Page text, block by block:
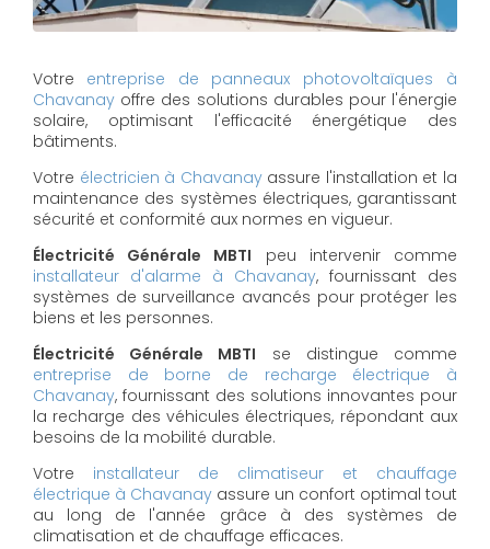
Votre
entreprise de panneaux photovoltaïques à
Chavanay offre des solutions durables pour l'énergie
solaire, optimisant l'efficacité énergétique des
bâtiments.
Votre électricien à Chavanayassure l'installation et la
maintenance des systèmes électriques, garantissant
sécurité et conformité aux normes en vigueur.
Électricité Générale MBTI peu intervenir comme
installateur d'alarme à Chavanay, fournissant des
systèmes de surveillance avancés pour protéger les
biens et les personnes.
Électricité Générale MBTI se distingue comme
entreprise de borne de recharge électrique à
Chavanay, fournissant des solutions innovantes pour
la recharge des véhicules électriques, répondant aux
besoins de la mobilité durable.
Votre installateur de climatiseur et chauffage
électrique à Chavanay assure un confort optimal tout
au long de l'année grâce à des systèmes de
climatisation et de chauffage efficaces.